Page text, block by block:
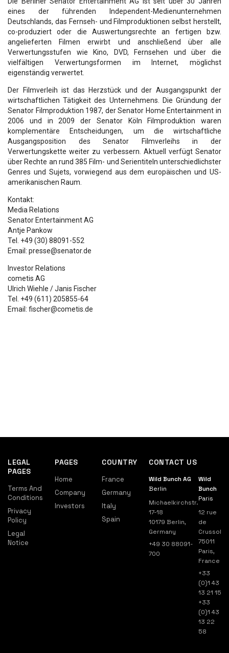
eines der führenden Independent-Medienunternehmen
Deutschlands, das Fernseh- und Filmproduktionen selbst herstellt,
co-produziert oder die Auswertungsrechte an fertigen bzw.
angelieferten Filmen erwirbt und anschließend über alle
Verwertungsstufen wie Kino, DVD, Fernsehen und über die
vielfältigen Verwertungsformen im Internet, möglichst
eigenständig verwertet.
Der Filmverleih ist das Herzstück und der Ausgangspunkt der
wirtschaftlichen Tätigkeit des Unternehmens. Die Gründung der
Senator Filmproduktion 1987, der Senator Home Entertainment in
2006 und in 2009 der Senator Köln Filmproduktion waren
komplementäre Entscheidungen, um die wirtschaftliche
Ausgangsposition des Senator Filmverleihs in der
Verwertungskette weiter zu verbessern. Aktuell verfügt Senator
über Rechte an rund 385 Film- und Serientiteln unterschiedlichster
Genres und Sujets, vorwiegend aus dem europäischen und US-
amerikanischen Raum.
Kontakt:
Media Relations
Senator Entertainment AG
Antje Pankow
Tel. +49 (30) 88091-552
Email: presse@senator.de
Investor Relations
cometis AG
Ulrich Wiehle / Janis Fischer
Tel. +49 (611) 205855-64
Email: fischer@cometis.de
LEGAL
PAGES
Terms And
Conditions
Privacy
Policy
Legal
Notice
PAGES
Home
Company
Investors
COUNTRY
France
Germany
Italy
Spain
CONTACT US
Wild Bunch AG
Berlin
Michaelkirchstr.
17-18
10179 Berlin,
Germany
+49 30 88091-
700
Wild
Bunch
Paris
12 rue
de
Crussol
75011
Paris,
France
+33
(0)1 43
13 21 15
+33
(0)1 43
13 22
58